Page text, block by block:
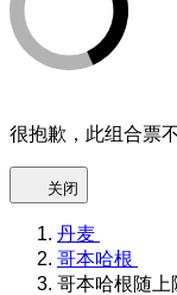
很抱歉，此组合票
关闭
丹麦
哥本哈根
哥本哈根随上